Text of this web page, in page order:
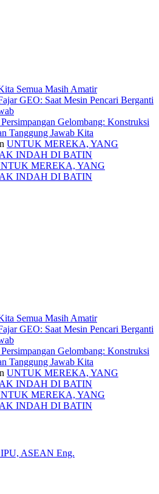
Semua Masih Amatir
GEO: Saat Mesin Pencari Berganti
Gelombang: Konstruksi
Tanggung Jawab Kita
UNTUK MEREKA, YANG
INDAH DI BATIN
MEREKA, YANG
INDAH DI BATIN
Semua Masih Amatir
GEO: Saat Mesin Pencari Berganti
Gelombang: Konstruksi
Tanggung Jawab Kita
UNTUK MEREKA, YANG
INDAH DI BATIN
MEREKA, YANG
INDAH DI BATIN
ASEAN Eng.